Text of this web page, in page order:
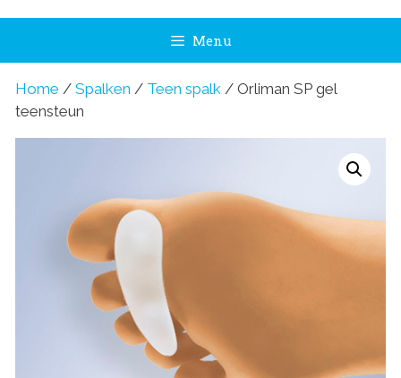
Menu
Home / Spalken / Teen spalk / Orliman SP gel
teensteun